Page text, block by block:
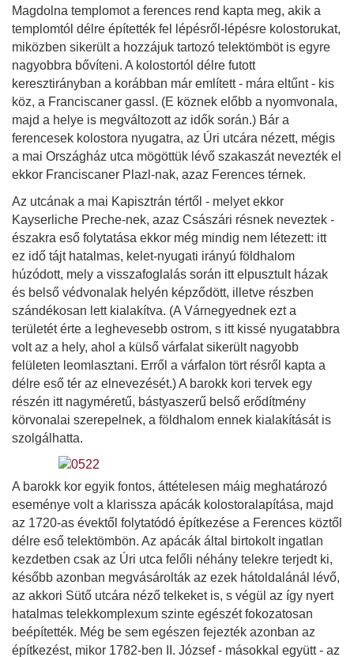
Magdolna templomot a ferences rend kapta meg, akik a
templomtól délre építették fel lépésről-lépésre kolostorukat,
miközben sikerült a hozzájuk tartozó telektömböt is egyre
nagyobbra bővíteni. A kolostortól délre futott
keresztirányban a korábban már említett - mára eltűnt - kis
köz, a Franciscaner gassl. (E köznek előbb a nyomvonala,
majd a helye is megváltozott az idők során.) Bár a
ferencesek kolostora nyugatra, az Úri utcára nézett, mégis
a mai Országház utca mögöttük lévő szakaszát nevezték el
ekkor Franciscaner Plazl-nak, azaz Ferences térnek.
Az utcának a mai Kapisztrán tértől - melyet ekkor
Kayserliche Preche-nek, azaz Császári résnek neveztek -
északra eső folytatása ekkor még mindig nem létezett: itt
ez idő tájt hatalmas, kelet-nyugati irányú földhalom
húzódott, mely a visszafoglalás során itt elpusztult házak
és belső védvonalak helyén képződött, illetve részben
szándékosan lett kialakítva. (A Várnegyednek ezt a
területét érte a leghevesebb ostrom, s itt kissé nyugatabbra
volt az a hely, ahol a külső várfalat sikerült nagyobb
felületen leomlasztani. Erről a várfalon tört résről kapta a
délre eső tér az elnevezését.) A barokk kori tervek egy
részén itt nagyméretű, bástyaszerű belső erődítmény
körvonalai szerepelnek, a földhalom ennek kialakítását is
szolgálhatta.
A barokk kor egyik fontos, áttételesen máig meghatározó
eseménye volt a klarissza apácák kolostoralapítása, majd
az 1720-as évektől folytatódó építkezése a Ferences köztől
délre eső telektömbön. Az apácák által birtokolt ingatlan
kezdetben csak az Úri utca felőli néhány telekre terjedt ki,
később azonban megvásárolták az ezek hátoldalánál lévő,
az akkori Sütő utcára néző telkeket is, s végül az így nyert
hatalmas telekkomplexum szinte egészét fokozatosan
beépítették. Még be sem egészen fejezték azonban az
építkezést, mikor 1782-ben II. József - másokkal együtt - az